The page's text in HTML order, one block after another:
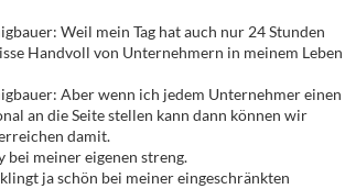
Weil mein Tag hat auch nur 24 Stunden
Handvoll von Unternehmern in meinem Leben
Aber wenn ich jedem Unternehmer einen
an die Seite stellen kann dann können wir
damit.
bei meiner eigenen streng.
ja schön bei meiner eingeschränkten